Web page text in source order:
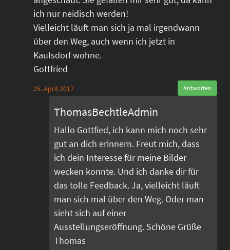
ich nur neidisch werden!
Vielleicht läuft man sich ja mal irgendwann
über den Weg, auch wenn ich jetzt in
Kaulsdorf wohne.
Gottfried
25. April 2017 Antworten
ThomasBechtleAdmin
Hallo Gottfied, ich kann mich noch sehr
gut an dich erinnern. Freut mich, dass
ich dein Interesse für meine Bilder
wecken konnte. Und ich danke dir für
das tolle Feedback. Ja, vielleicht läuft
man sich mal über den Weg. Oder man
sieht sich auf einer
Ausstellungseröffnung. Schöne Grüße
Thomas